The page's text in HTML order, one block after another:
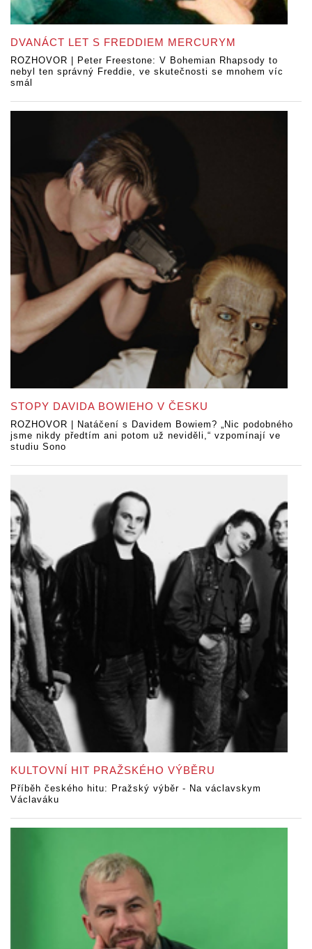
DVANÁCT LET S FREDDIEM MERCURYM
ROZHOVOR | Peter Freestone: V Bohemian Rhapsody to
nebyl ten správný Freddie, ve skutečnosti se mnohem víc
smál
STOPY DAVIDA BOWIEHO V ČESKU
ROZHOVOR | Natáčení s Davidem Bowiem? „Nic podobného
jsme nikdy předtím ani potom už neviděli,“ vzpomínají ve
studiu Sono
KULTOVNÍ HIT PRAŽSKÉHO VÝBĚRU
Příběh českého hitu: Pražský výběr - Na václavskym
Václaváku